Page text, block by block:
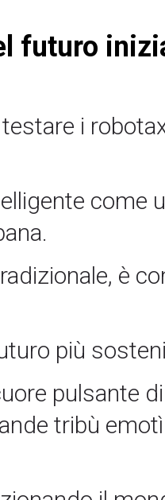
futuro
i
come
è
più
pulsante
tribù emotì